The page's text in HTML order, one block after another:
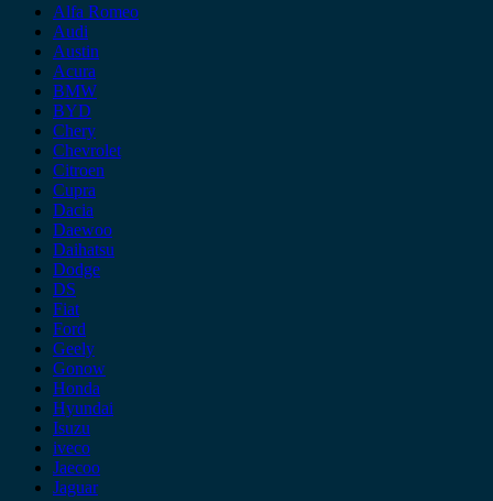
Alfa Romeo
Audi
Austin
Acura
BMW
BYD
Chery
Chevrolet
Citroen
Cupra
Dacia
Daewoo
Daihatsu
Dodge
DS
Fiat
Ford
Geely
Gonow
Honda
Hyundai
Isuzu
iveco
Jaecoo
Jaguar